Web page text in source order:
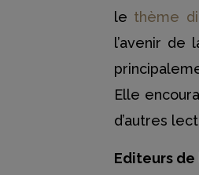
le thème
l’avenir de
Elle
d’autres
Editeurs